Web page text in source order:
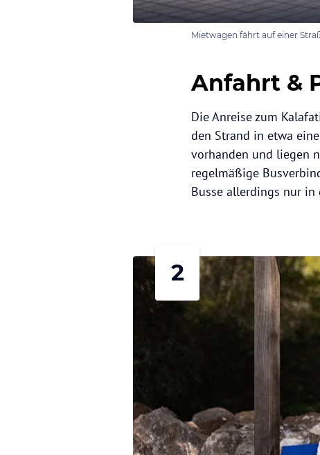
Mietwagen fährt auf einer
Anfahrt &
Die Anreise zum
den Strand in etwa
vorhanden und liegen
regelmäßige
Busse allerdings nur in
2